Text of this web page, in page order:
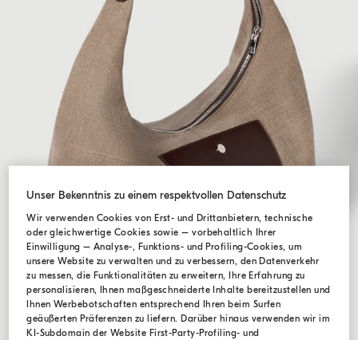
Unser Bekenntnis zu einem respektvollen Datenschutz
Wir verwenden Cookies von Erst- und Drittanbietern, technische
oder gleichwertige Cookies sowie – vorbehaltlich Ihrer
Einwilligung – Analyse-, Funktions- und Profiling-Cookies, um
unsere Website zu verwalten und zu verbessern, den Datenverkehr
zu messen, die Funktionalitäten zu erweitern, Ihre Erfahrung zu
personalisieren, Ihnen maßgeschneiderte Inhalte bereitzustellen und
Ihnen Werbebotschaften entsprechend Ihren beim Surfen
geäußerten Präferenzen zu liefern. Darüber hinaus verwenden wir im
KI-Subdomain der Website First-Party-Profiling- und